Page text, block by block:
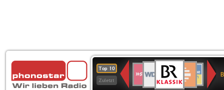
Top 10
Zuletzt
Deutschlandfunk
80er
90er
OLDIE
4
BR-
KLASSIK
Deutschlandfunk
Kultur
ANTENNE
BAYERN
SWR
Kultur
NDR
2